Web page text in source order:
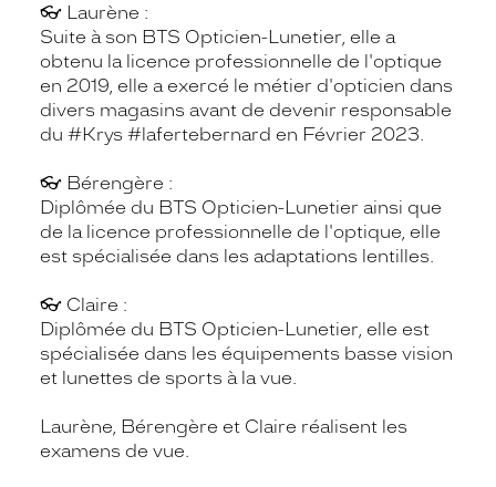
👓 Laurène :
Suite à son BTS Opticien-Lunetier, elle a
obtenu la licence professionnelle de l'optique
en 2019, elle a exercé le métier d'opticien dans
divers magasins avant de devenir responsable
du #Krys #lafertebernard en Février 2023.
👓 Bérengère :
Diplômée du BTS Opticien-Lunetier ainsi que
de la licence professionnelle de l'optique, elle
est spécialisée dans les adaptations lentilles.
👓 Claire :
Diplômée du BTS Opticien-Lunetier, elle est
spécialisée dans les équipements basse vision
et lunettes de sports à la vue.
Laurène, Bérengère et Claire réalisent les
examens de vue.